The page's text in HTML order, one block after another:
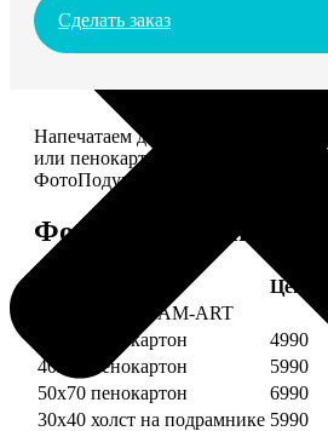
Сделать заказ
Напечатаем для вас картины
или пенокартоне, ФотоМозаику,
ФотоПодушки или напишем
Форматы и цены
Цена,
Картины DREAM-ART
30х40 пенокартон
4990
40х60 пенокартон
5990
50х70 пенокартон
6990
30х40 холст на подрамнике 5990